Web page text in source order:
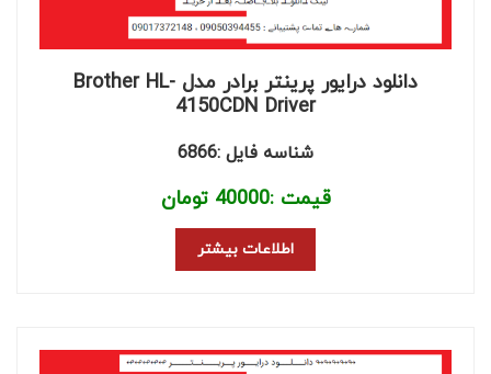
دانلود درایور پرینتر برادر مدل Brother HL-
4150CDN Driver
شناسه فایل :6866
قیمت :40000 تومان
اطلاعات بیشتر